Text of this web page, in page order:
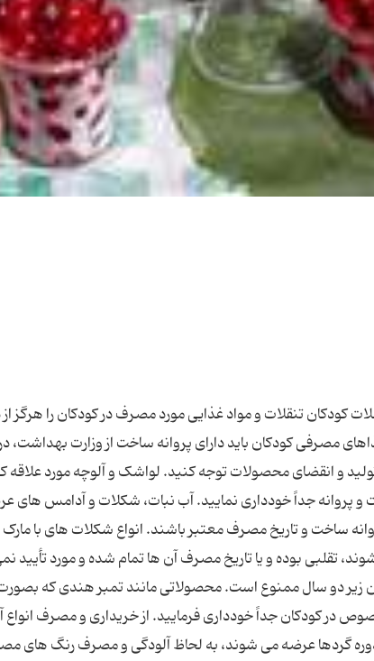
کودکان تنقلات و مواد غذایی مورد مصرف در کودکان را هرگز
مصرفی کودکان باید دارای پروانه ساخت از وزارت
و انقضای محصولات توجه کنید. لواشک و آلوچه مورد علاقه
و پروانه جداً خودداری نمایید. آب نبات، شکلات و آدامس های
ساخت و تاریخ مصرف معتبر باشند. انواع شکلات های با
تقلبی بوده و یا تاریخ مصرف آن ها تمام شده و مورد
زیر دو سال ممنوع است. محصولاتی مانند تمبر هندی که بصورت
در کودکان جداً خودداری فرمایید. از خریداری و مصرف انواع
گردها عرضه می شوند، به لحاظ آلودگی و مصرف رنگ های